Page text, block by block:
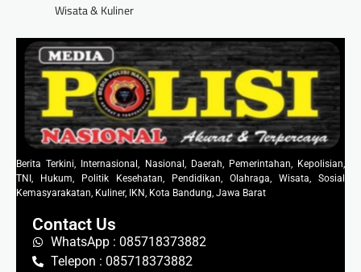
Wisata & Kuliner
Berita Terkini, Internasional, Nasional, Daerah, Pemerintahan, Kepolisian,
TNI, Hukum, Politik Kesehatan, Pendidikan, Olahraga, Wisata, Sosial
Kemasyarakatan, Kuliner, IKN, Kota Bandung, Jawa Barat
Contact Us
WhatsApp : 085718373882
Telepon : 085718373882